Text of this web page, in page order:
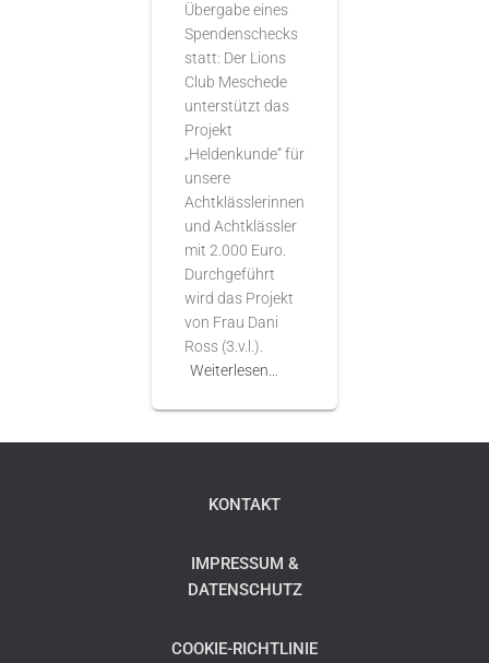
Übergabe eines
Spendenschecks
statt: Der Lions
Club Meschede
unterstützt das
Projekt
„Heldenkunde“ für
unsere
Achtklässlerinnen
und Achtklässler
mit 2.000 Euro.
Durchgeführt
wird das Projekt
von Frau Dani
Ross (3.v.l.).
Weiterlesen…
KONTAKT
IMPRESSUM &
DATENSCHUTZ
COOKIE-RICHTLINIE